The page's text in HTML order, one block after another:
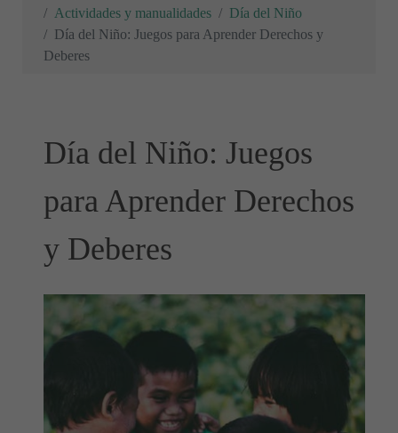
Actividades y manualidades
Día del Niño
Día del Niño: Juegos para Aprender Derechos y
Deberes
Día del Niño: Juegos
para Aprender Derechos
y Deberes